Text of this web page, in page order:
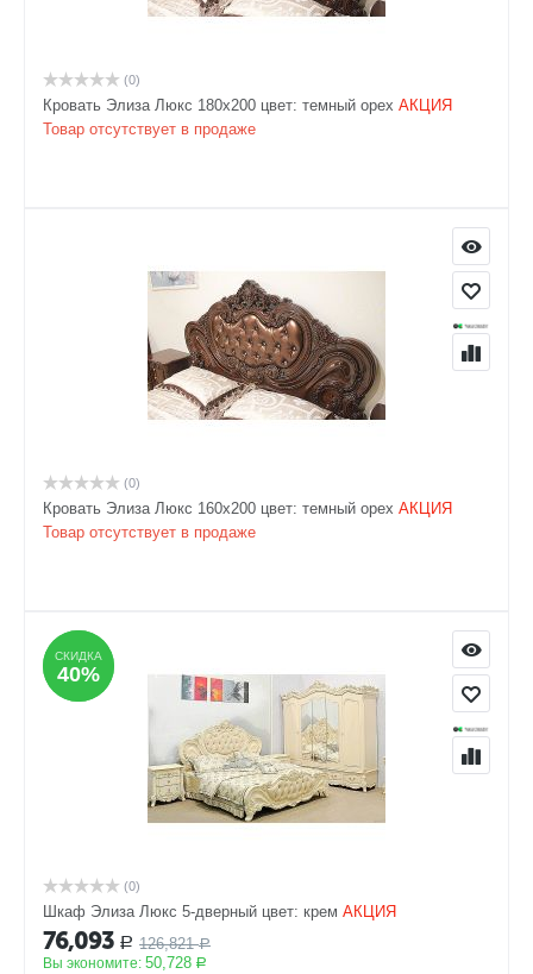
(0)
Кровать Элиза Люкс 180х200 цвет: темный орех АКЦИЯ
Товар отсутствует в продаже
(0)
Кровать Элиза Люкс 160х200 цвет: темный орех АКЦИЯ
Товар отсутствует в продаже
СКИДКА
40%
СКИДКА
40%
(0)
Шкаф Элиза Люкс 5-дверный цвет: крем АКЦИЯ
76,093 Р 126,821 Р
Вы экономите: 50,728 Р